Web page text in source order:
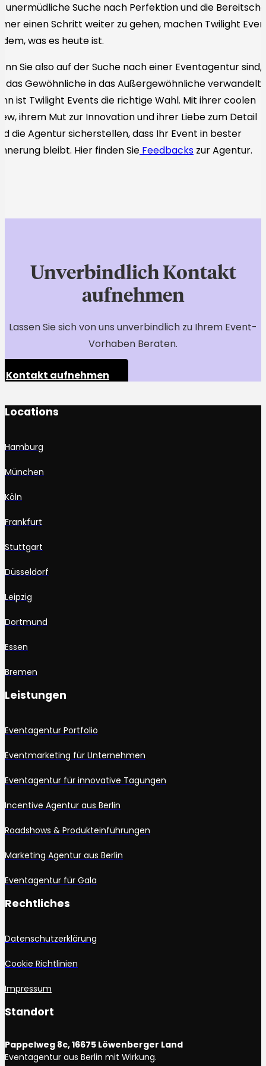
unermüdliche Suche nach Perfektion und die
einen Schritt weiter zu gehen, machen Twilight
dem, was es heute ist.
Sie also auf der Suche nach einer Eventagentur sind,
das Gewöhnliche in das Außergewöhnliche verwandelt,
ist Twilight Events die richtige Wahl. Mit ihrer coolen
ihrem Mut zur Innovation und ihrer Liebe zum Detail
die Agentur sicherstellen, dass Ihr Event in bester
bleibt. Hier finden Sie Feedbacks zur Agentur.
Unverbindlich Kontakt
aufnehmen
Lassen Sie sich von uns unverbindlich zu Ihrem Event-
Vorhaben Beraten.
Kontakt aufnehmen
Locations
Hamburg
München
Köln
Frankfurt
Stuttgart
Düsseldorf
Leipzig
Dortmund
Essen
Bremen
Leistungen
Eventagentur Portfolio
Eventmarketing für Unternehmen
Eventagentur für innovative Tagungen
Incentive Agentur aus Berlin
Roadshows & Produkteinführungen
Marketing Agentur aus Berlin
Eventagentur für Gala
Rechtliches
Datenschutzerklärung
Cookie Richtlinien
Impressum
Standort
Pappelweg 8c, 16675 Löwenberger Land
Eventagentur aus Berlin mit Wirkung.